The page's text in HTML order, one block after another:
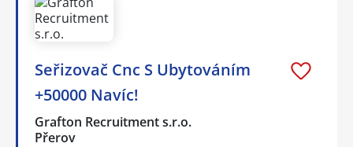
Seřizovač Cnc S Ubytováním
+50000 Navíc!
Grafton Recruitment s.r.o.
Přerov